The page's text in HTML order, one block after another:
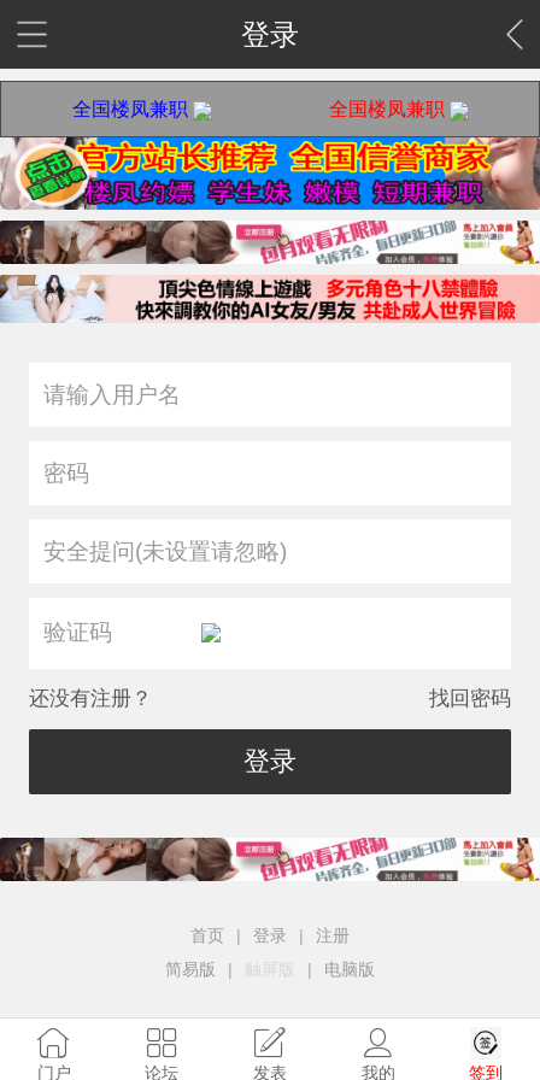
登录
全国楼凤兼职 全国楼凤兼职
安全提问(未设置请忽略)
还没有注册？ 找回密码
登录
首页 | 登录 |
注册
简易版
| 触屏版 | 电脑版
门户 论坛 发表 我的 签到